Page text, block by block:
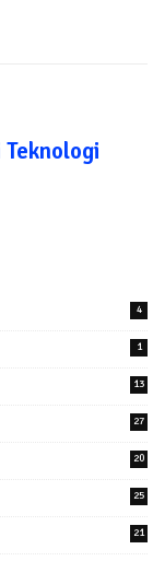
4
1
13
27
20
25
21